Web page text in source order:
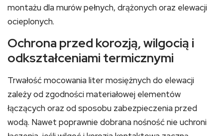
montażu dla murów pełnych, drążonych oraz elewacji
ocieplonych.
Ochrona przed korozją, wilgocią i
odkształceniami termicznymi
Trwałość mocowania liter mosiężnych do elewacji
zależy od zgodności materiałowej elementów
łączących oraz od sposobu zabezpieczenia przed
wodą. Nawet poprawnie dobrana nośność nie uchroni